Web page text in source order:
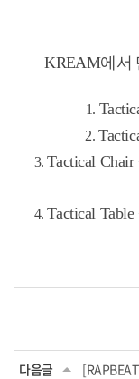
KREAM에서
1.
2.
3.Tactical
4.Tactical
다음글